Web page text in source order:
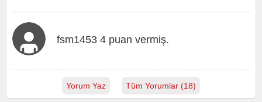
fsm1453 4 puan vermiş.
Yorum Yaz Tüm Yorumlar (18)